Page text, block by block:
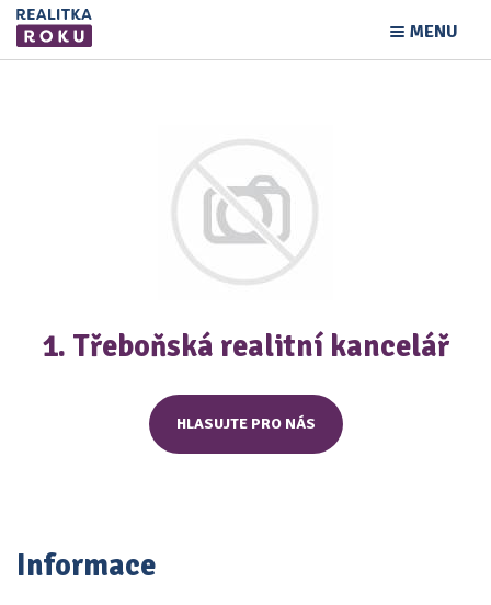
MENU
1. Třeboňská realitní kancelář
HLASUJTE PRO NÁS
Informace